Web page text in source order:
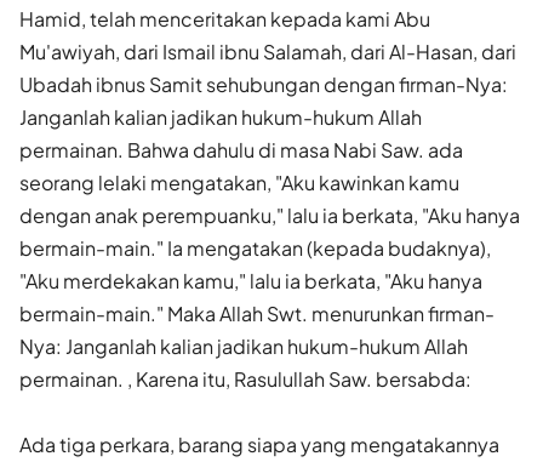
Hamid, telah menceritakan kepada kami Abu
Mu'awiyah, dari Ismail ibnu Salamah, dari Al-Hasan, dari
Ubadah ibnus Samit sehubungan dengan firman-Nya:
Janganlah kalian jadikan hukum-hukum Allah
permainan. Bahwa dahulu di masa Nabi Saw. ada
seorang lelaki mengatakan, "Aku kawinkan kamu
dengan anak perempuanku," lalu ia berkata, "Aku hanya
bermain-main." Ia mengatakan (kepada budaknya),
"Aku merdekakan kamu," lalu ia berkata, "Aku hanya
bermain-main." Maka Allah Swt. menurunkan firman-
Nya: Janganlah kalian jadikan hukum-hukum Allah
permainan. , Karena itu, Rasulullah Saw. bersabda:
Ada tiga perkara, barang siapa yang mengatakannya